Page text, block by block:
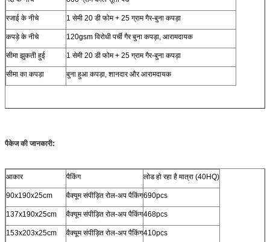
रजाई के नीचे 1 सेमी 20 डी फोम + 25 ग्राम गैर-बुना कपड़ा
कपड़े के नीचे 120gsm विरोधी पर्ची गैर बुना कपड़ा, आरामदायक
सीमा झुकती हुई 1 सेमी 20 डी फोम + 25 ग्राम गैर-बुना कपड़ा
सीमा का कपड़ा बुना हुआ कपड़ा, शानदार और आरामदायक
पैकेज की जानकारी:
आकार पैकिंग लोड हो रहा है मात्रा (40HQ)
90x190x25cm वैक्यूम संपीड़ित रोल-अप पैकिंग690pcs
137x190x25cm वैक्यूम संपीड़ित रोल-अप पैकिंग468pcs
153x203x25cm वैक्यूम संपीड़ित रोल-अप पैकिंग410pcs